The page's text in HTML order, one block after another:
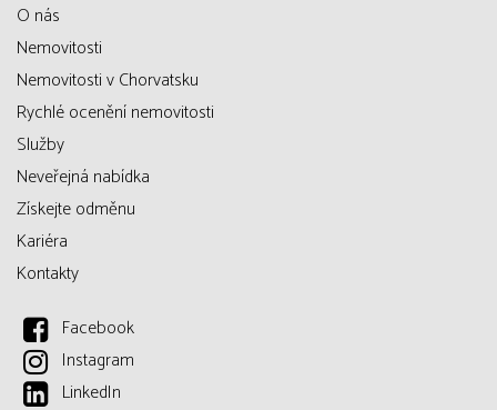
O nás
Nemovitosti
Nemovitosti v Chorvatsku
Rychlé ocenění nemovitosti
Služby
Neveřejná nabídka
Získejte odměnu
Kariéra
Kontakty
Facebook
Instagram
LinkedIn